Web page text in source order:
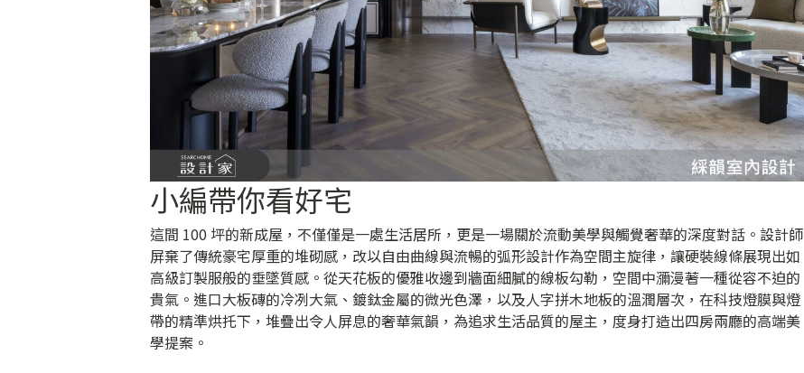
小編帶你看好宅
這間 100 坪的新成屋，不僅僅是一處生活居所，更是一場關於流動美學與觸覺奢華的深度對話。設計師
屏棄了傳統豪宅厚重的堆砌感，改以自由曲線與流暢的弧形設計作為空間主旋律，讓硬裝線條展現出如
高級訂製服般的垂墜質感。從天花板的優雅收邊到牆面細膩的線板勾勒，空間中瀰漫著一種從容不迫的
貴氣。進口大板磚的冷冽大氣、鍍鈦金屬的微光色澤，以及人字拼木地板的溫潤層次，在科技燈膜與燈
帶的精準烘托下，堆疊出令人屏息的奢華氣韻，為追求生活品質的屋主，度身打造出四房兩廳的高端美
學提案。